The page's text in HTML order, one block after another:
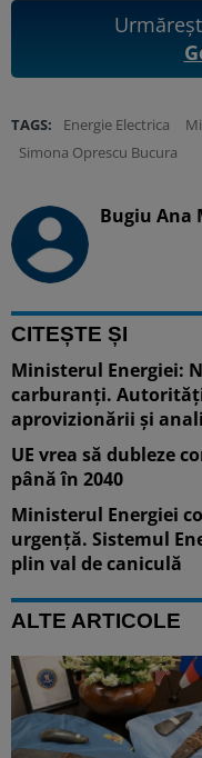
TAGS: Energie Electrica
Simona Oprescu Bucura
Bugiu ⁠Ana
CITEȘTE ȘI
Ministerul Energiei:
carburanți.
aprovizionării și
UE vrea să dubleze
până în 2040
Ministerul Energiei
urgență. Sistemul
plin val de caniculă
ALTE ARTICOLE